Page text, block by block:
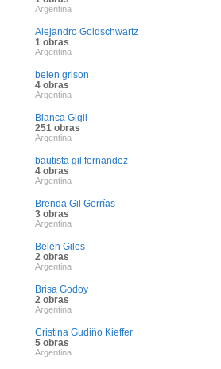
Argentina
Alejandro Goldschwartz
1 obras
Argentina
belen grison
4 obras
Argentina
Bianca Gigli
251 obras
Argentina
bautista gil fernandez
4 obras
Argentina
Brenda Gil Gorrías
3 obras
Argentina
Belen Giles
2 obras
Argentina
Brisa Godoy
2 obras
Argentina
Cristina Gudiño Kieffer
5 obras
Argentina